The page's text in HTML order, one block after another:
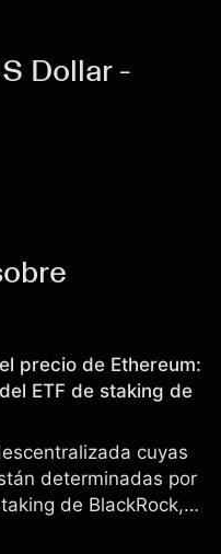
Dollar -
precio de Ethereum:
ETF de staking de
cuyas
determinadas por
de BlackRock,
sobre las